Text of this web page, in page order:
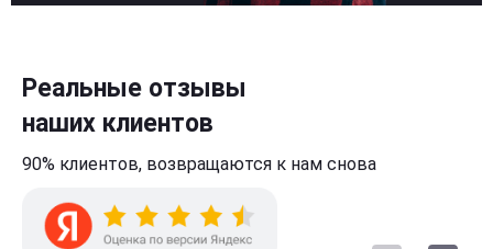
Реальные отзывы
наших клиентов
90% клиентов, возвращаются к нам снова